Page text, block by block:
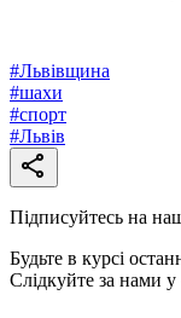
#Львівщина
#шахи
#спорт
#Львів
Підписуйтесь на
Будьте в курсі
Слідкуйте за нами